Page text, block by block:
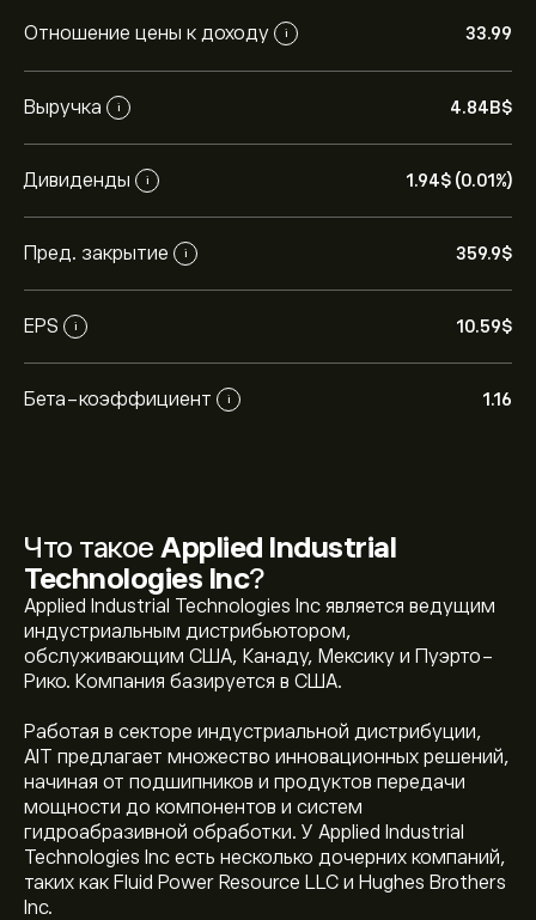
Отношение цены к доходу i 33.99
Выручка i 4.84B‎$‎
Дивиденды i 1.94‎$‎ (0.01%)
Пред. закрытие i 359.9‎$‎
EPS i 10.59‎$‎
Бета-коэффициент i 1.16
Что такое Applied Industrial
Technologies Inc?
Applied Industrial Technologies Inc является ведущим
индустриальным дистрибьютором,
обслуживающим США, Канаду, Мексику и Пуэрто-
Рико. Компания базируется в США.
Работая в секторе индустриальной дистрибуции,
AIT предлагает множество инновационных решений,
начиная от подшипников и продуктов передачи
мощности до компонентов и систем
гидроабразивной обработки. У Applied Industrial
Technologies Inc есть несколько дочерних компаний,
таких как Fluid Power Resource LLC и Hughes Brothers
Inc.